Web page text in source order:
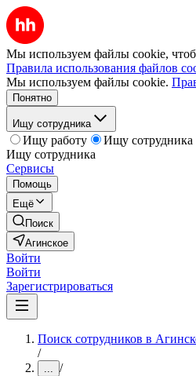
Мы используем файлы cookie,
Правила использования файлов
Мы используем файлы cookie.
Понятно
Ищу сотрудника
Ищу работу
Ищу сотрудника
Ищу сотрудника
Сервисы
Помощь
Ещё
Поиск
Агинское
Войти
Войти
Зарегистрироваться
Поиск сотрудников в
/
... /